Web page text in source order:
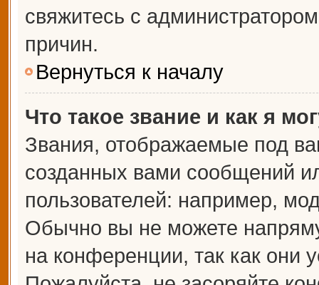
свяжитесь с
причин.
Вернуться к началу
Что такое звание и как я
Звания, отображаемые под
созданных вами сообщений
пользователей: например,
Обычно вы не можете
на конференции, так как они